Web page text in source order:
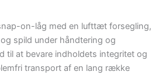
on-låg med en lufttæt forsegling,
spild under håndtering og
til at bevare indholdets integritet og
transport af en lang række